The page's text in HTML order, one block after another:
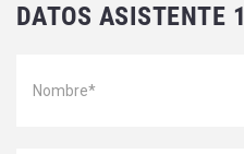
DATOS ASISTENTE 1